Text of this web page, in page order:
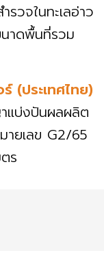
วจในทะเลอ่าว
าดพื้นที่รวม
(ประเทศไทย)
แบ่งปันผลผลิต
ายเลข G2/65
ร